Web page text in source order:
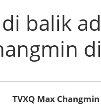
balik
TVXQ Max Changmin